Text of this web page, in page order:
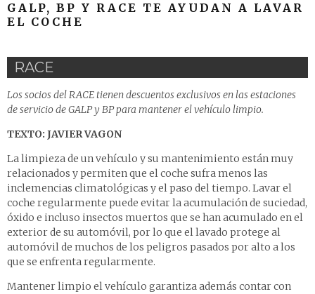
GALP, BP Y RACE TE AYUDAN A LAVAR
EL COCHE
RACE
Los socios del RACE tienen descuentos exclusivos en las estaciones
de servicio de GALP y BP para mantener el vehículo limpio.
TEXTO: JAVIER VAGON
La limpieza de un vehículo y su mantenimiento están muy
relacionados y permiten que el coche sufra menos las
inclemencias climatológicas y el paso del tiempo. Lavar el
coche regularmente puede evitar la acumulación de suciedad,
óxido e incluso insectos muertos que se han acumulado en el
exterior de su automóvil, por lo que el lavado protege al
automóvil de muchos de los peligros pasados por alto a los
que se enfrenta regularmente.
Mantener limpio el vehículo garantiza además contar con